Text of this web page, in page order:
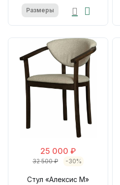
Размеры
25 000 ₽
32 500 ₽ -30%
Стул «Алексис М»